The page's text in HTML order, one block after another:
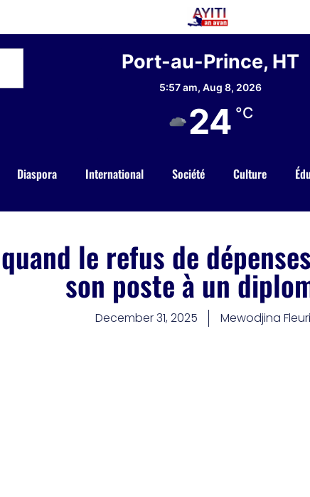
Port-au-Prince, HT
5:57 am, Aug 8, 2026
24 °C
Diaspora International Société Culture
le refus de
son poste à un
December 31, 2025 Mewodjina